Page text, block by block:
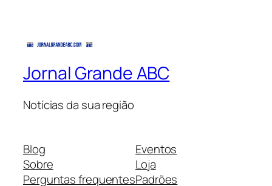
Jornal Grande ABC
Notícias da sua região
Blog
Sobre
Perguntas frequentes
Eventos
Loja
Padrões